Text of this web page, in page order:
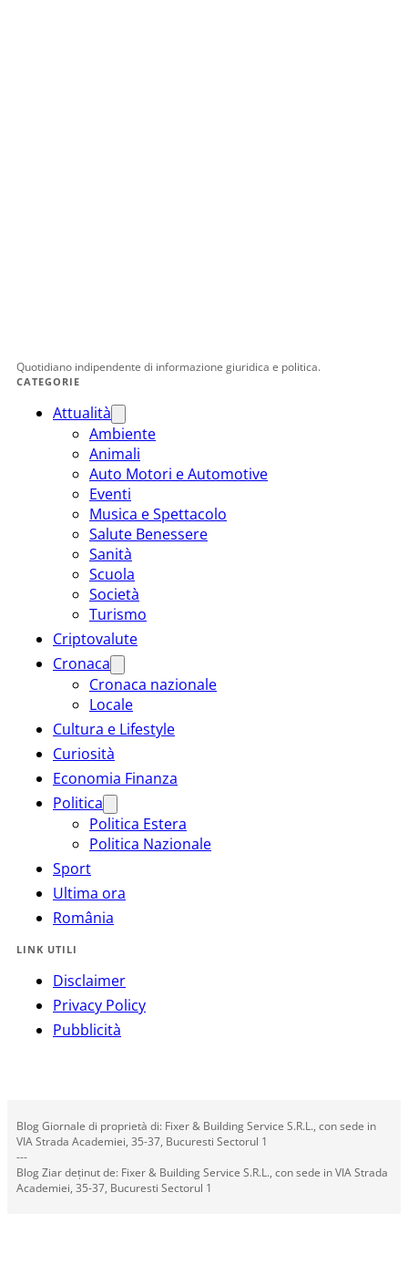
Quotidiano indipendente di informazione giuridica e politica.
CATEGORIE
Attualità
Ambiente
Animali
Auto Motori e Automotive
Eventi
Musica e Spettacolo
Salute Benessere
Sanità
Scuola
Società
Turismo
Criptovalute
Cronaca
Cronaca nazionale
Locale
Cultura e Lifestyle
Curiosità
Economia Finanza
Politica
Politica Estera
Politica Nazionale
Sport
Ultima ora
România
LINK UTILI
Disclaimer
Privacy Policy
Pubblicità
Blog Giornale di proprietà di: Fixer & Building Service S.R.L., con sede in
VIA Strada Academiei, 35-37, Bucuresti Sectorul 1
---
Blog Ziar deținut de: Fixer & Building Service S.R.L., con sede in VIA Strada
Academiei, 35-37, Bucuresti Sectorul 1